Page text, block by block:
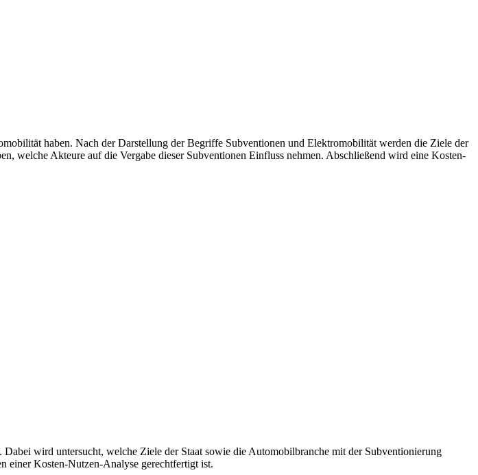
haben. Nach der Darstellung der Begriffe Subventionen und Elektromobilität werden die Ziele der
welche Akteure auf die Vergabe dieser Subventionen Einfluss nehmen. Abschließend wird eine Kosten-
wird untersucht, welche Ziele der Staat sowie die Automobilbranche mit der Subventionierung
einer Kosten-Nutzen-Analyse gerechtfertigt ist.